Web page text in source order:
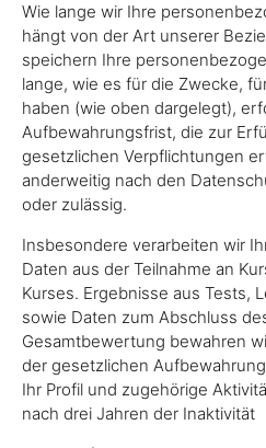
Wie lange wir Ihre
hängt von der Art unserer
speichern Ihre
lange, wie es für die Zwecke,
haben (wie oben dargelegt),
Aufbewahrungsfrist, die zur
gesetzlichen Verpflichtungen
anderweitig nach den
oder zulässig.
Insbesondere verarbeiten wir
Daten aus der Teilnahme an
Kurses. Ergebnisse aus Tests,
sowie Daten zum Abschluss
Gesamtbewertung bewahren
der gesetzlichen
Ihr Profil und zugehörige
nach drei Jahren der Inaktivität